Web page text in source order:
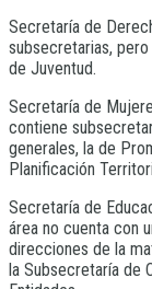
Secretaría de
subsecretarias,
de Juventud.
Secretaría de
contiene
generales, la de
Planificación
Secretaría de
área no cuenta con
direcciones de la
la Subsecretaría de